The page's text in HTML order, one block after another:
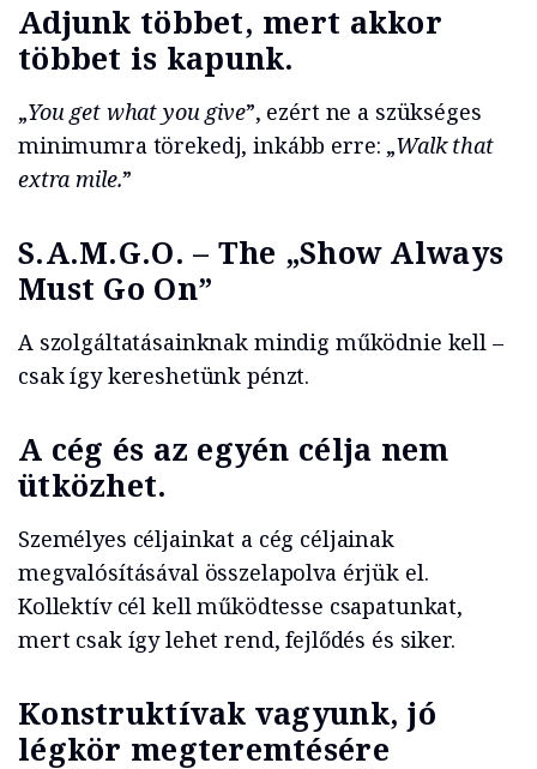
Adjunk többet, mert akkor
többet is kapunk.
„You get what you give”, ezért ne a szükséges
minimumra törekedj, inkább erre: „Walk that
extra mile.”
S.A.M.G.O. – The „Show Always
Must Go On”
A szolgáltatásainknak mindig működnie kell –
csak így kereshetünk pénzt.
A cég és az egyén célja nem
ütközhet.
Személyes céljainkat a cég céljainak
megvalósításával összelapolva érjük el.
Kollektív cél kell működtesse csapatunkat,
mert csak így lehet rend, fejlődés és siker.
Konstruktívak vagyunk, jó
légkör megteremtésére